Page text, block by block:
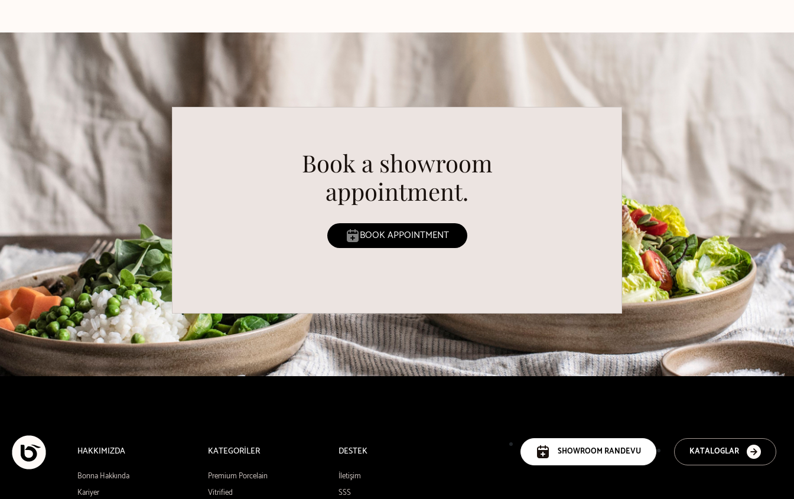
Book a showroom
appointment.
BOOK APPOINTMENT
HAKKIMIZDA
Bonna Hakkında
Kariyer
KATEGORİLER
Premium Porcelain
Vitrified
DESTEK
İletişim
SSS
KATALOGLAR
SHOWROOM RANDEVU